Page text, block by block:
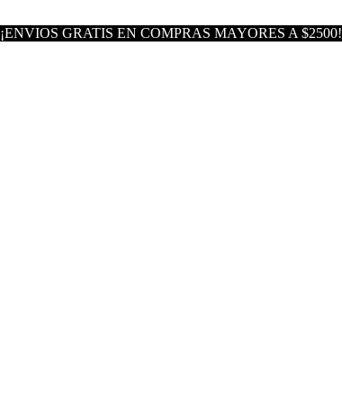
¡ENVIOS GRATIS EN COMPRAS MAYORES A $2500!